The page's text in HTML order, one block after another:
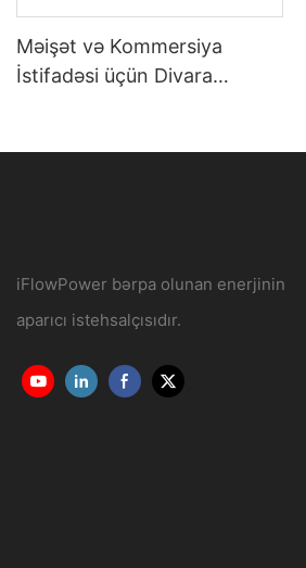
Məişət və Kommersiya
İstifadəsi üçün Divara
iFlowPower bərpa olunan enerjinin
aparıcı istehsalçısıdır.